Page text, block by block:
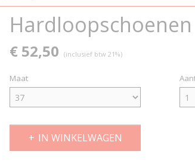
Hardloopschoenen
€ 52,50 (inclusief btw 21%)
Maat
IN WINKELWAGEN